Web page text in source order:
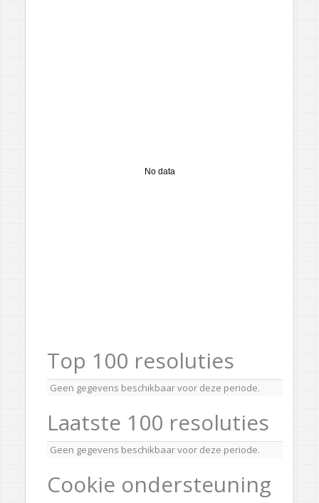
No data
Top 100 resoluties
Geen gegevens beschikbaar voor deze periode.
Laatste 100 resoluties
Geen gegevens beschikbaar voor deze periode.
Cookie ondersteuning